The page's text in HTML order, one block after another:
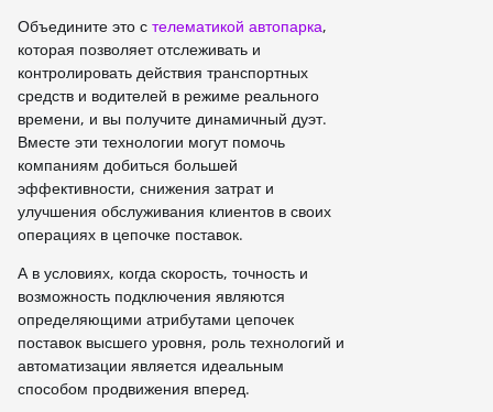
Объедините это с телематикой автопарка,
которая позволяет отслеживать и
контролировать действия транспортных
средств и водителей в режиме реального
времени, и вы получите динамичный дуэт.
Вместе эти технологии могут помочь
компаниям добиться большей
эффективности, снижения затрат и
улучшения обслуживания клиентов в своих
операциях в цепочке поставок.
А в условиях, когда скорость, точность и
возможность подключения являются
определяющими атрибутами цепочек
поставок высшего уровня, роль технологий и
автоматизации является идеальным
способом продвижения вперед.